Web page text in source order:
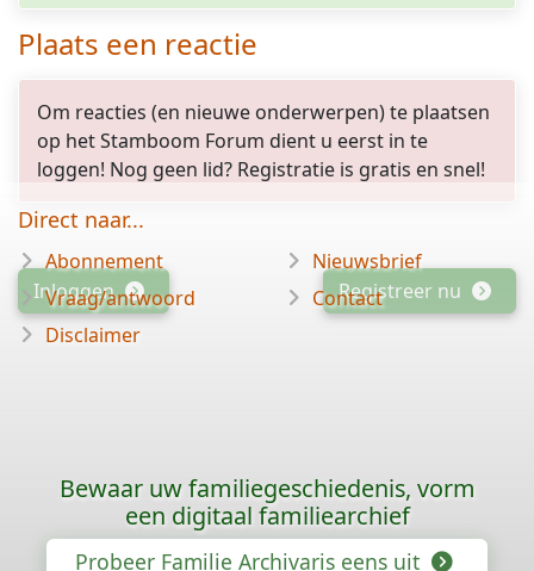
Plaats een reactie
Om reacties (en nieuwe onderwerpen) te plaatsen
op het Stamboom Forum dient u eerst in te
loggen! Nog geen lid? Registratie is gratis en snel!
Inloggen Registreer nu
Direct naar...
Abonnement
Vraag/antwoord
Disclaimer
Nieuwsbrief
Contact
Bewaar uw familiegeschiedenis, vorm
een digitaal familiearchief
Probeer Familie Archivaris eens uit